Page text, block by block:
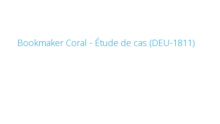
Bookmaker Coral - Étude de cas (DEU-1811)